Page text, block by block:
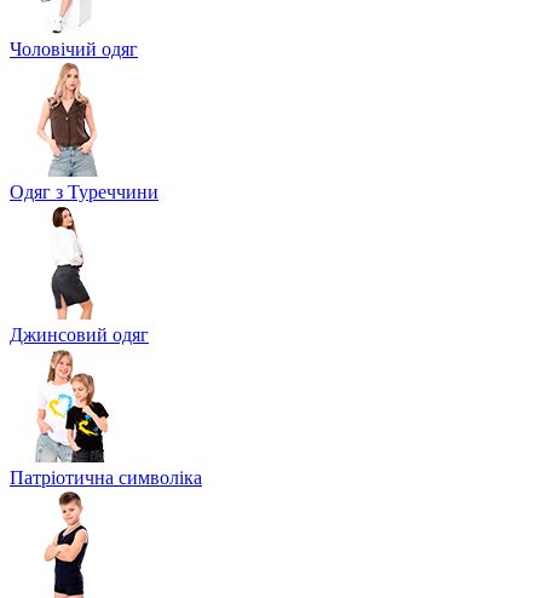
Чоловічий одяг
Одяг з Туреччини
Джинсовий одяг
Патріотична символіка